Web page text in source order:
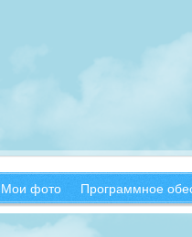
Мои фото Программное